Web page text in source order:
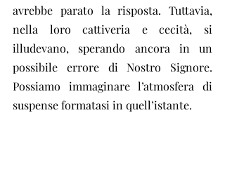
avrebbe parato la risposta. Tuttavia,
nella loro cattiveria e cecità, si
illudevano, sperando ancora in un
possibile errore di Nostro Signore.
Possiamo immaginare l’atmosfera di
suspense formatasi in quell’istante.